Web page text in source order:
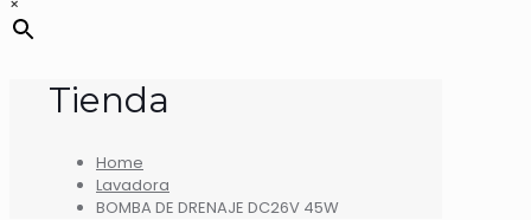
Tienda
Home
Lavadora
BOMBA DE DRENAJE DC26V 45W